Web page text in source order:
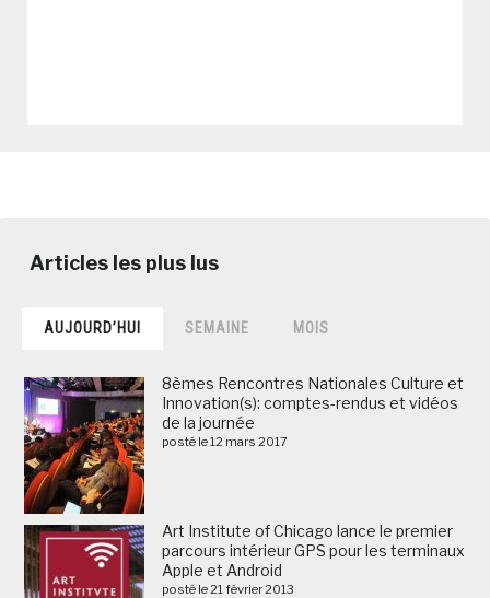
AUJOURD’HUI SEMAINE MOIS
8èmes Rencontres Nationales Culture et
Innovation(s): comptes-rendus et vidéos
de la journée
posté le 12 mars 2017
Art Institute of Chicago lance le premier
parcours intérieur GPS pour les terminaux
Apple et Android
posté le 21 février 2013